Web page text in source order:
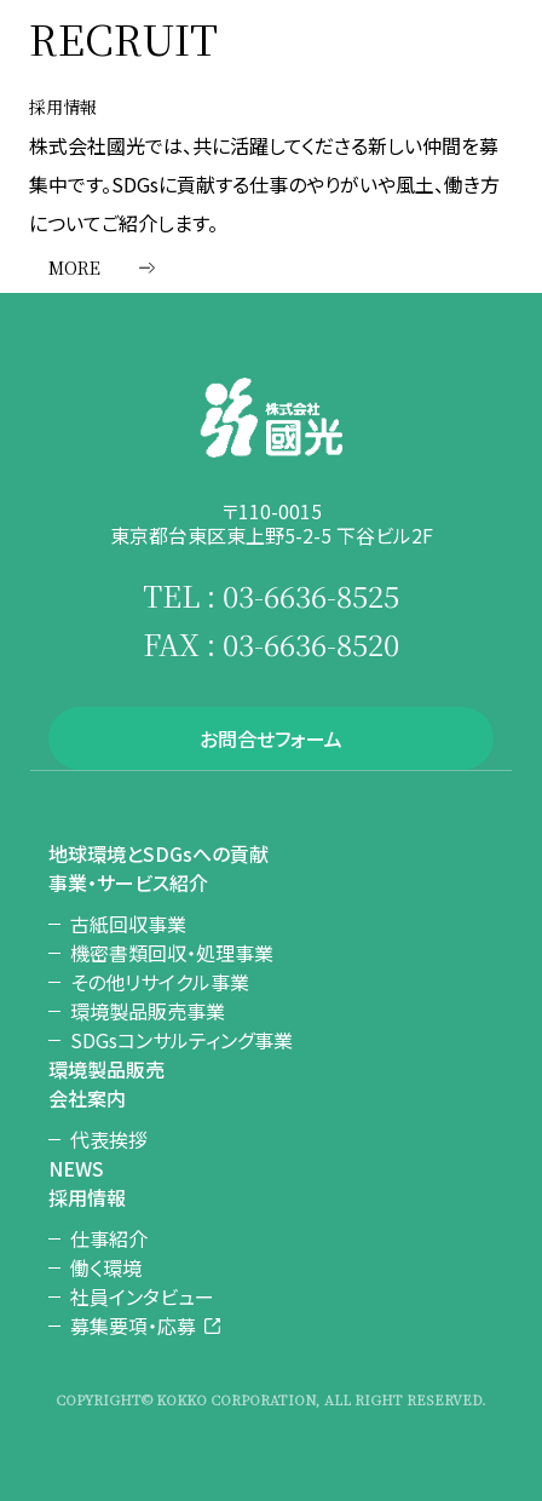
RECRUIT
採用情報
株式会社國光では、共に活躍してくださる新しい仲間を募
集中です。SDGsに貢献する仕事のやりがいや風土、働き方
についてご紹介します。
MORE
〒110-0015
東京都台東区東上野5-2-5 下谷ビル2F
TEL : 03-6636-8525
FAX : 03-6636-8520
お問合せフォーム
地球環境とSDGsへの貢献
事業・サービス紹介
古紙回収事業
機密書類回収・処理事業
その他リサイクル事業
環境製品販売事業
SDGsコンサルティング事業
環境製品販売
会社案内
代表挨拶
NEWS
採用情報
仕事紹介
働く環境
社員インタビュー
募集要項・応募
COPYRIGHT© KOKKO CORPORATION, ALL RIGHT RESERVED.